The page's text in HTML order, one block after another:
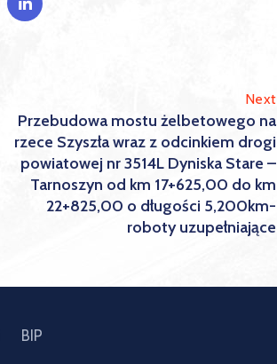
Next
Przebudowa mostu żelbetowego na
rzece Szyszła wraz z odcinkiem drogi
powiatowej nr 3514L Dyniska Stare –
Tarnoszyn od km 17+625,00 do km
22+825,00 o długości 5,200km-
roboty uzupełniające
BIP